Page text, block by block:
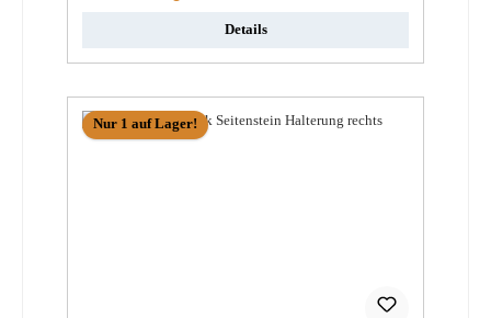
Details
Nur 1 auf Lager!